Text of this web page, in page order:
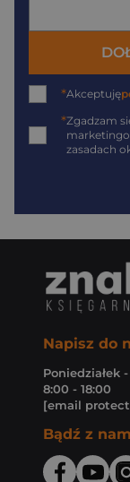
*Akceptuję
*Zgadzam
zasadach
Napisz do
Poniedziałek
8:00 - 18:00
[email
Bądź z